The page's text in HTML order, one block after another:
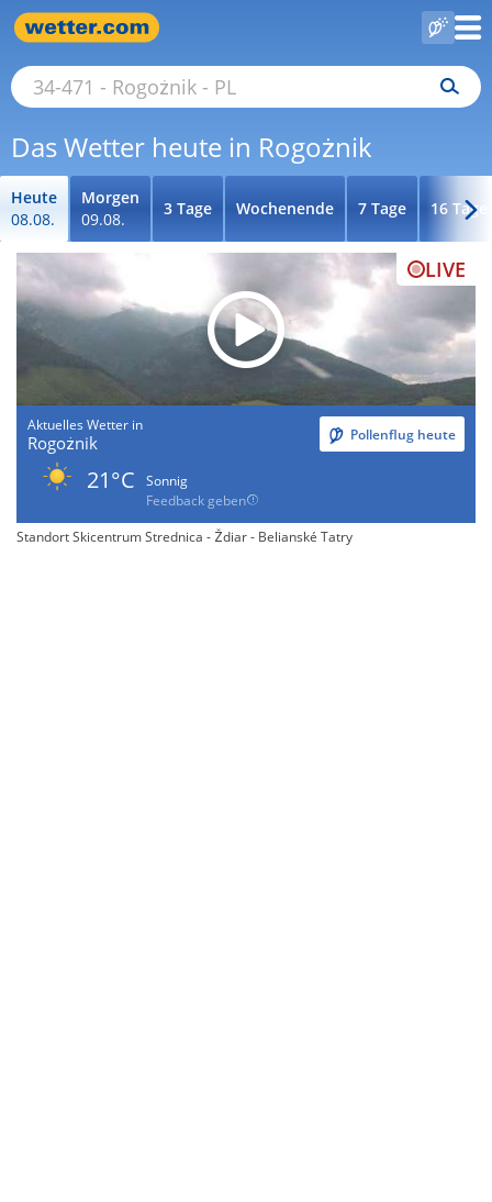
Das Wetter heute in Rogożnik
Heute
08.08.
Morgen
09.08.
3 Tage Wochenende 7 Tage 16 Tage
LIVE
Aktuelles Wetter in
Rogożnik Pollenflug heute
21°C
Sonnig
Feedback geben
Standort Skicentrum Strednica - Ždiar - Belianské Tatry